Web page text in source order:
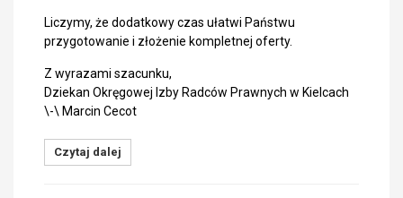
Liczymy, że dodatkowy czas ułatwi Państwu
przygotowanie i złożenie kompletnej oferty.
Z wyrazami szacunku,
Dziekan Okręgowej Izby Radców Prawnych w Kielcach
\-\ Marcin Cecot
Czytaj dalej